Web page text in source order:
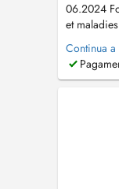
06.2024
et
Gründung
Care
Innere
Continua